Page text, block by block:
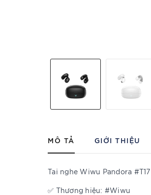
MÔ TẢ GIỚI THIỆU
Tai nghe Wiwu Pandora #T17
✅ Thương hiệu: #Wiwu